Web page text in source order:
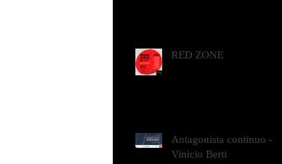
RED ZONE
Antagonista continuo -
Vinicio Berti